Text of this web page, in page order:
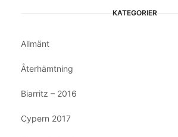
KATEGORIER
Allmänt
Återhämtning
Biarritz – 2016
Cypern 2017